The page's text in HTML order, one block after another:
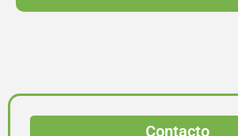
Contacto